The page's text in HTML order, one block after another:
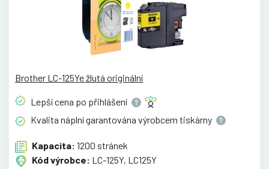
Brother LC-125Ye žlutá originální
Lepší cena po přihlášení
Kvalita náplní garantována výrobcem tiskárny
Kapacita: 1200 stránek
Kód výrobce: LC-125Y, LC125Y